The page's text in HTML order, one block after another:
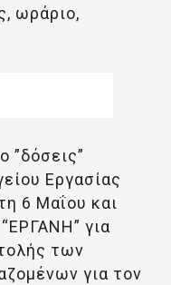
ωράριο,
”δόσεις”
Εργασίας
6 Μαΐου και
για
των
για τον